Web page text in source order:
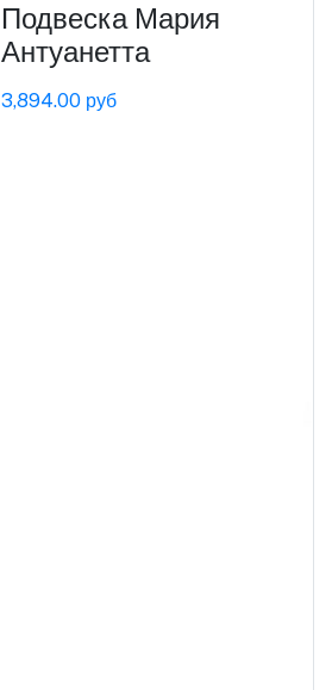
Подвеска Мария
Антуанетта
3,894.00 руб